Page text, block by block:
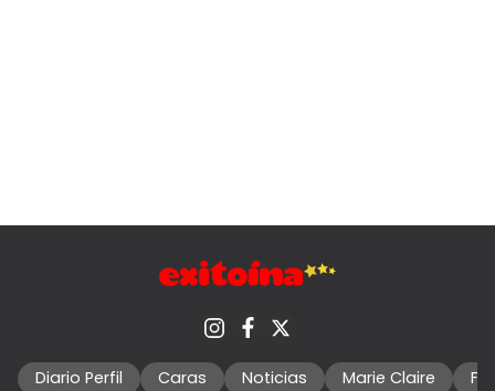
Diario Perfil Caras Noticias Marie Claire